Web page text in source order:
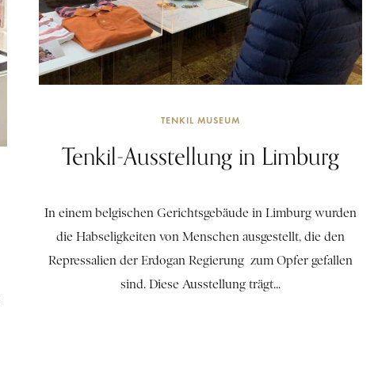
TENKIL MUSEUM
Tenkil-Ausstellung in Limburg
In einem belgischen Gerichtsgebäude in Limburg wurden
die Habseligkeiten von Menschen ausgestellt, die den
Repressalien der Erdogan Regierung zum Opfer gefallen
sind. Diese Ausstellung trägt...